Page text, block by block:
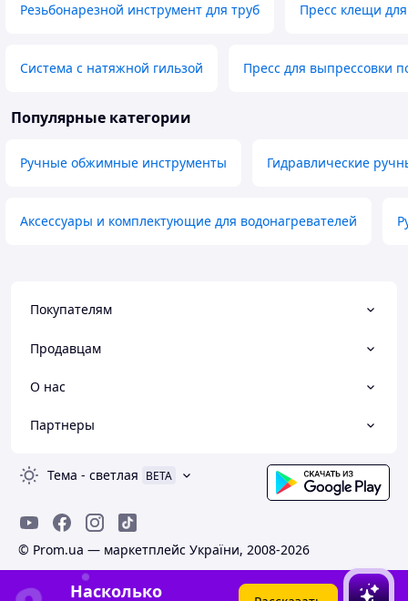
Резьбонарезной инструмент для труб Пресс клещи
Система с натяжной гильзой Пресс для выпрессовки
Популярные категории
Ручные обжимные инструменты Гидравлические
Аксессуары и комплектующие для водонагревателей
Покупателям
Продавцам
О нас
Партнеры
Тема - светлая BETA
© Prom.ua — маркетплейс України, 2008-2026
Насколько